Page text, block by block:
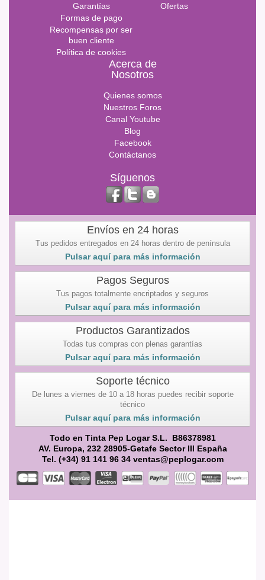
Garantías
Formas de pago
Recompensas por ser
buen cliente
Política de cookies
Ofertas
Acerca de
Nosotros
Quienes somos
Nuestros Foros
Canal Youtube
Blog
Facebook
Contáctanos
Síguenos
Envíos en 24 horas
Tus pedidos entregados en 24 horas dentro de península
Pulsar aquí para más información
Pagos Seguros
Tus pagos totalmente encriptados y seguros
Pulsar aquí para más información
Productos Garantizados
Todas tus compras con plenas garantías
Pulsar aquí para más información
Soporte técnico
De lunes a viernes de 10 a 18 horas puedes recibir soporte
técnico
Pulsar aquí para más información
Todo en Tinta Pep Logar S.L. B86378981
AV. Europa, 232 28905-Getafe Sector III España
Tel. (+34) 91 141 96 34 ventas@peplogar.com